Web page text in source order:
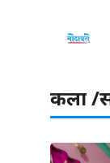
कला /